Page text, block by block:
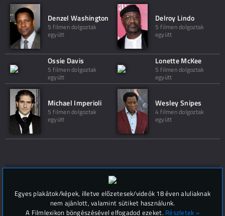
Denzel Washington
5 filmen dolgoztak
együtt
Delroy Lindo
5 filmen dolgoztak
együtt
Ossie Davis
5 filmen dolgoztak
együtt
Lonette McKee
5 filmen dolgoztak
együtt
Michael Imperioli
5 filmen dolgoztak
együtt
Wesley Snipes
4 filmen dolgoztak
együtt
Hozzászólások (
Egyes plakátok/képek, illetve előzetesek/videók 18 éven aluliaknak
nem ajánlott, valamint sütiket használunk.
A Filmlexikon böngészésével elfogadod ezeket. Részletek »